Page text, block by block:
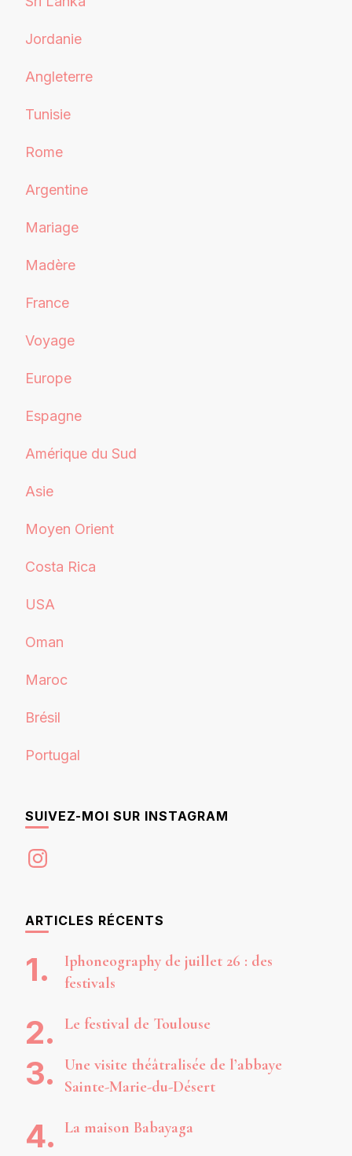
Jordanie
Angleterre
Tunisie
Rome
Argentine
Mariage
Madère
France
Voyage
Europe
Espagne
Amérique du Sud
Asie
Moyen Orient
Costa Rica
USA
Oman
Maroc
Brésil
Portugal
SUIVEZ-MOI SUR INSTAGRAM
Instagram
ARTICLES RÉCENTS
Iphoneography de juillet 26 : des
festivals
Le festival de Toulouse
Une visite théâtralisée de l’abbaye
Sainte-Marie-du-Désert
La maison Babayaga